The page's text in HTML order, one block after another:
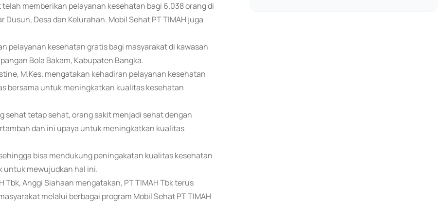
memberikan pelayanan kesehatan bagi 6.038 orang di
Desa dan Kelurahan. Mobil Sehat PT TIMAH juga
pelayanan kesehatan gratis bagi masyarakat di kawasan
Bola Bakam, Kabupaten Bangka.
M.Kes. mengatakan kehadiran pelayanan kesehatan
bersama untuk meningkatkan kualitas kesehatan
tetap sehat, orang sakit menjadi sehat dengan
dan ini upaya untuk meningkatkan kualitas
bisa mendukung peningakatan kualitas kesehatan
untuk mewujudkan hal ini.
Anggi Siahaan mengatakan, PT TIMAH Tbk terus
melalui berbagai program Mobil Sehat PT TIMAH